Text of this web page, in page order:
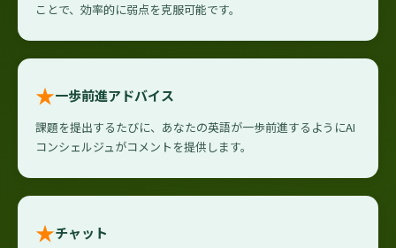
ことで、効率的に弱点を克服可能です。
★一歩前進アドバイス
課題を提出するたびに、あなたの英語が一歩前進するようにAI
コンシェルジュがコメントを提供します。
★チャット